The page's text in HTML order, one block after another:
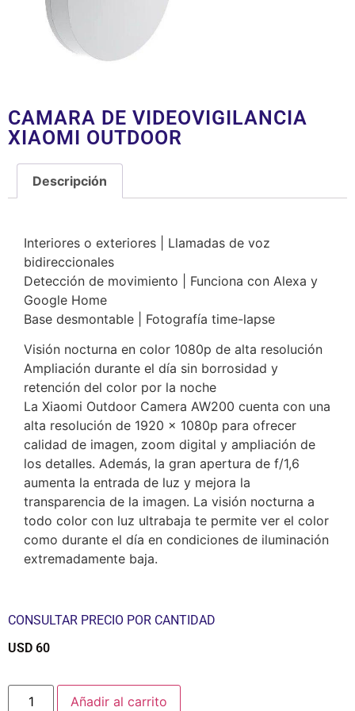
CAMARA DE VIDEOVIGILANCIA
XIAOMI OUTDOOR
Descripción
Interiores o exteriores | Llamadas de voz
bidireccionales
Detección de movimiento | Funciona con Alexa y
Google Home
Base desmontable | Fotografía time-lapse
Visión nocturna en color 1080p de alta resolución
Ampliación durante el día sin borrosidad y
retención del color por la noche
La Xiaomi Outdoor Camera AW200 cuenta con una
alta resolución de 1920 x 1080p para ofrecer
calidad de imagen, zoom digital y ampliación de
los detalles. Además, la gran apertura de f/1,6
aumenta la entrada de luz y mejora la
transparencia de la imagen. La visión nocturna a
todo color con luz ultrabaja te permite ver el color
como durante el día en condiciones de iluminación
extremadamente baja.
CONSULTAR PRECIO POR CANTIDAD
USD 60
Añadir al carrito